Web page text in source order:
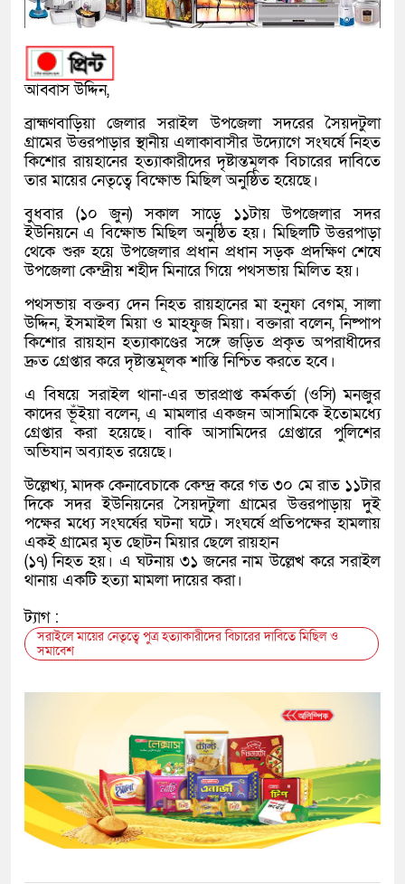
আব্বাস উদ্দিন,
ব্রাহ্মণবাড়িয়া জেলার সরাইল উপজেলা সদরের সৈয়দটুলা
গ্রামের উত্তরপাড়ার স্থানীয় এলাকাবাসীর উদ্যোগে সংঘর্ষে নিহত
কিশোর রায়হানের হত্যাকারীদের দৃষ্টান্তমূলক বিচারের দাবিতে
তার মায়ের নেতৃত্বে বিক্ষোভ মিছিল অনুষ্ঠিত হয়েছে।
বুধবার (১০ জুন) সকাল সাড়ে ১১টায় উপজেলার সদর
ইউনিয়নে এ বিক্ষোভ মিছিল অনুষ্ঠিত হয়। মিছিলটি উত্তরপাড়া
থেকে শুরু হয়ে উপজেলার প্রধান প্রধান সড়ক প্রদক্ষিণ শেষে
উপজেলা কেন্দ্রীয় শহীদ মিনারে গিয়ে পথসভায় মিলিত হয়।
পথসভায় বক্তব্য দেন নিহত রায়হানের মা হনুফা বেগম, সালা
উদ্দিন, ইসমাইল মিয়া ও মাহফুজ মিয়া। বক্তারা বলেন, নিষ্পাপ
কিশোর রায়হান হত্যাকাণ্ডের সঙ্গে জড়িত প্রকৃত অপরাধীদের
দ্রুত গ্রেপ্তার করে দৃষ্টান্তমূলক শাস্তি নিশ্চিত করতে হবে।
এ বিষয়ে সরাইল থানা-এর ভারপ্রাপ্ত কর্মকর্তা (ওসি) মনজুর
কাদের ভূঁইয়া বলেন, এ মামলার একজন আসামিকে ইতোমধ্যে
গ্রেপ্তার করা হয়েছে। বাকি আসামিদের গ্রেপ্তারে পুলিশের
অভিযান অব্যাহত রয়েছে।
উল্লেখ্য, মাদক কেনাবেচাকে কেন্দ্র করে গত ৩০ মে রাত ১১টার
দিকে সদর ইউনিয়নের সৈয়দটুলা গ্রামের উত্তরপাড়ায় দুই
পক্ষের মধ্যে সংঘর্ষের ঘটনা ঘটে। সংঘর্ষে প্রতিপক্ষের হামলায়
একই গ্রামের মৃত ছোটন মিয়ার ছেলে রায়হান
(১৭) নিহত হয়। এ ঘটনায় ৩১ জনের নাম উল্লেখ করে সরাইল
থানায় একটি হত্যা মামলা দায়ের করা।
ট্যাগ :
সরাইলে মায়ের নেতৃত্বে পুত্র হত্যাকারীদের বিচারের দাবিতে মিছিল ও
সমাবেশ